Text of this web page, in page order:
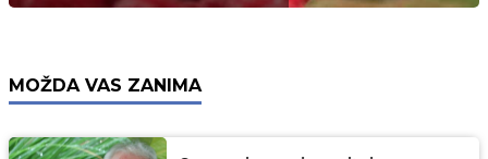
MOŽDA VAS ZANIMA